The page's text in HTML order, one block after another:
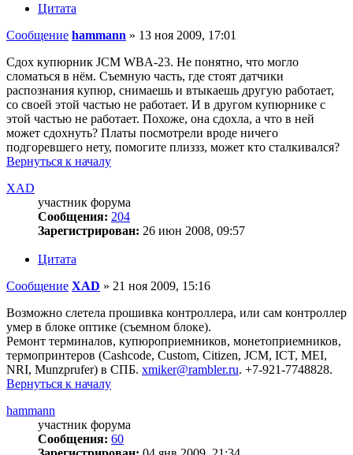
Цитата
Сообщение hammann » 13 ноя 2009, 17:01
Сдох купюрник JCM WBA-23. Не понятно, что могло
сломаться в нём. Съемную часть, где стоят датчики
распознания купюр, снимаешь и втыкаешь другую работает,
со своей этой частью не работает. И в другом купюрнике с
этой частью не работает. Похоже, она сдохла, а что в ней
может сдохнуть? Платы посмотрели вроде ничего
подгоревшего нету, помогите плиззз, может кто сталкивался?
Вернуться к началу
XAD
участник форума
Сообщения: 204
Зарегистрирован: 26 июн 2008, 09:57
Цитата
Сообщение XAD » 21 ноя 2009, 15:16
Возможно слетела прошивка контроллера, или сам контроллер
умер в блоке оптике (съемном блоке).
Ремонт терминалов, купюроприемников, монетоприемников,
термопринтеров (Cashcode, Custom, Citizen, JCM, ICT, MEI,
NRI, Munzprufer) в СПБ. xmiker@rambler.ru. +7-921-7748828.
Вернуться к началу
hammann
участник форума
Сообщения: 60